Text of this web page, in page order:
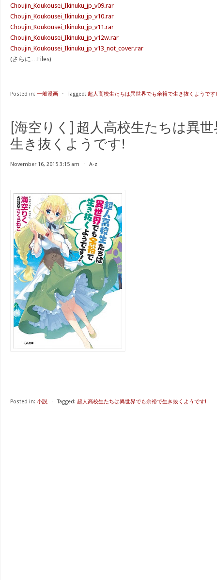
Choujin_Koukousei_Ikinuku_jp_v09.rar
Choujin_Koukousei_Ikinuku_jp_v10.rar
Choujin_Koukousei_Ikinuku_jp_v11.rar
Choujin_Koukousei_Ikinuku_jp_v12w.rar
Choujin_Koukousei_Ikinuku_jp_v13_not_cover.rar
(さらに…Files)
Posted in: 一般漫画 ⋅ Tagged: 超人高校生たちは異世界でも余裕で生き抜くようです!
[海空りく] 超人高校生たちは異
生き抜くようです!
November 16, 2015 3:15 am ⋅ A-z
Posted in: 小説 ⋅ Tagged: 超人高校生たちは異世界でも余裕で生き抜くようです!